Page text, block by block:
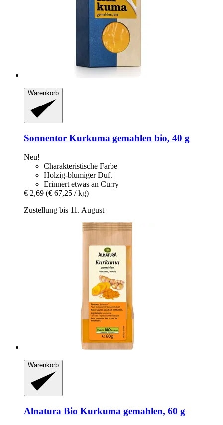
Warenkorb
Sonnentor Kurkuma gemahlen bio, 40 g
Neu!
Charakteristische Farbe
Holzig-blumiger Duft
Erinnert etwas an Curry
€ 2,69 (€ 67,25 / kg)
Zustellung bis 11. August
Warenkorb
Alnatura Bio Kurkuma gemahlen, 60 g